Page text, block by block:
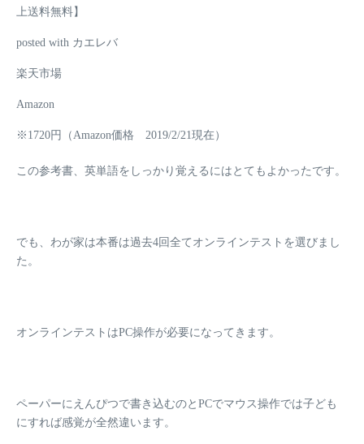
上送料無料】
posted with カエレバ
楽天市場
Amazon
※1720円（Amazon価格 2019/2/21現在）
この参考書、英単語をしっかり覚えるにはとてもよかったです。
でも、わが家は本番は過去4回全て オンラインテスト を選びまし
た。
オンラインテストはPC操作が必要になってきます。
ペーパーにえんぴつで書き込むのとPCでマウス操作では子ども
にすれば感覚が全然違います。